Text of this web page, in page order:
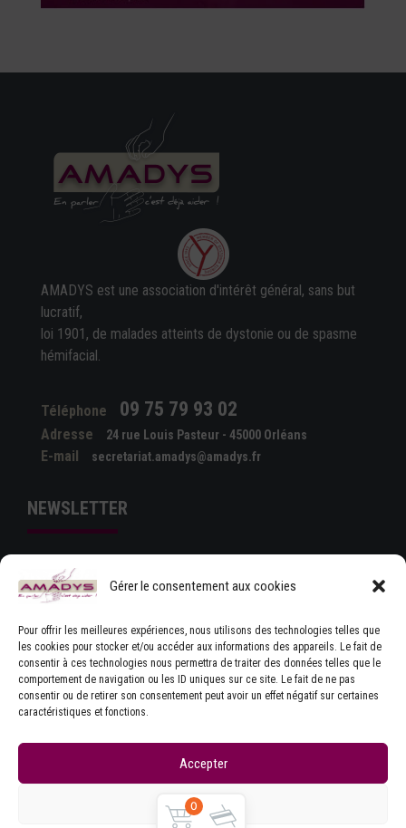
Gérer le consentement aux cookies
Pour offrir les meilleures expériences, nous utilisons des technologies telles que
les cookies pour stocker et/ou accéder aux informations des appareils. Le fait de
consentir à ces technologies nous permettra de traiter des données telles que le
comportement de navigation ou les ID uniques sur ce site. Le fait de ne pas
consentir ou de retirer son consentement peut avoir un effet négatif sur certaines
caractéristiques et fonctions.
Accepter
Refuser
AMADYS est une association d'intérêt général, sans but
lucratif,
loi 1901, de malades atteints de dystonie ou de spasme
hémifacial.
Téléphone 09 75 79 93 02
Adresse 24 rue Louis Pasteur - 45000 Orléans
E-mail secretariat.amadys@amadys.fr
NEWSLETTER
J'ACCEPTE LES CONDITIONS GÉNÉRALES
D'UTILISATION
Mentions légales
0